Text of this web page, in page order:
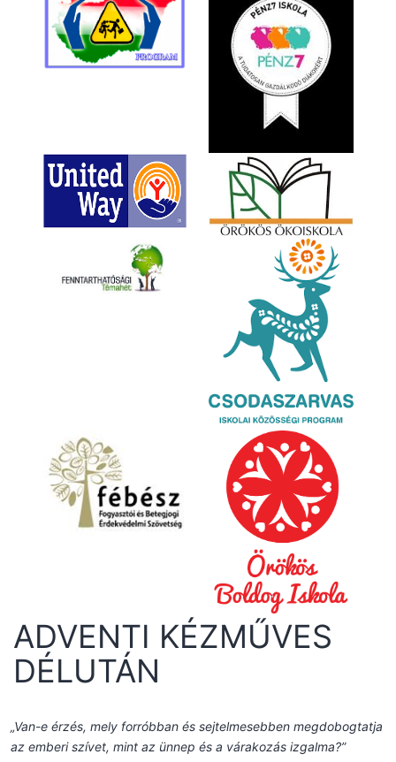
ADVENTI KÉZMŰVES
DÉLUTÁN
„Van-e érzés, mely forróbban és sejtelmesebben megdobogtatja
az emberi szívet, mint az ünnep és a várakozás izgalma?”